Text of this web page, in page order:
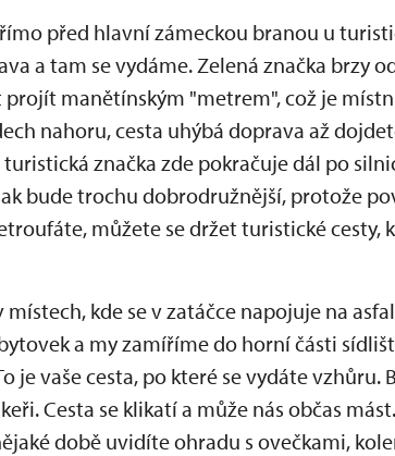
před hlavní zámeckou branou u
a tam se vydáme. Zelená značka brzy
manětínským "metrem", což je
nahoru, cesta uhýbá doprava až
značka zde pokračuje dál po
bude trochu dobrodružnější, protože
můžete se držet turistické cesty,
kde se v zatáčce napojuje na
a my zamíříme do horní části
je vaše cesta, po které se vydáte vzhůru.
Cesta se klikatí a může nás občas
době uvidíte ohradu s ovečkami,